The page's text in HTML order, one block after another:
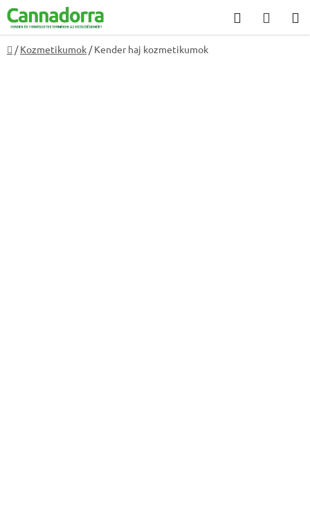
Ugrás
fő
tartalomhoz
Keresés
Kezdőlap
/ Kozmetikumok / Kender haj kozmetikumok